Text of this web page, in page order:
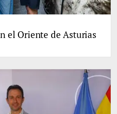
el Oriente de Asturias